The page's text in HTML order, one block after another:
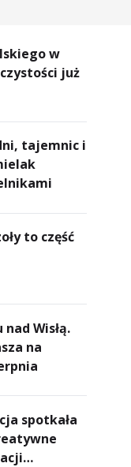
w
już
tajemnic i
to część
nad Wisłą.
na
spotkała